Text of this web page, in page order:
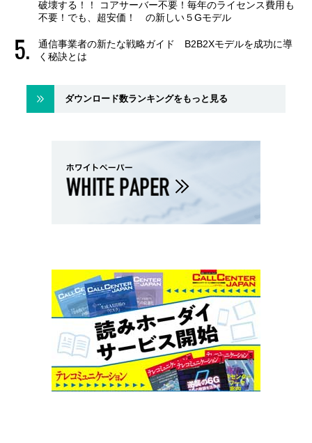
破壊する！！ コアサーバー不要！毎年のライセンス費用も
不要！でも、超安価！ の新しい５Gモデル
通信事業者の新たな戦略ガイド B2B2Xモデルを成功に導
く秘訣とは
ダウンロード数ランキングをもっと見る